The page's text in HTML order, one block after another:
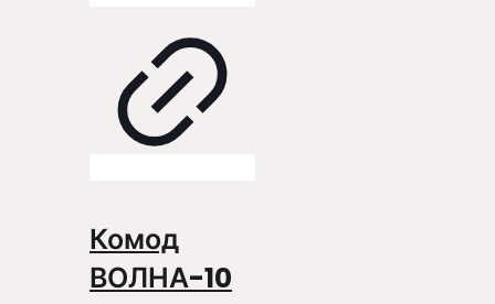
Комод
ВОЛНА-10